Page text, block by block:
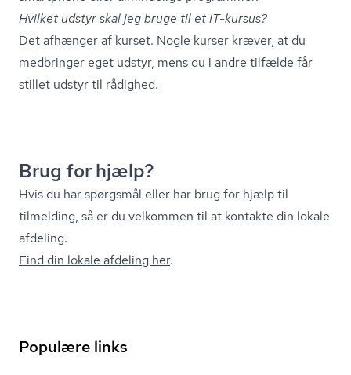
Hvilket udstyr skal jeg bruge til et IT-kursus?
Det afhænger af kurset. Nogle kurser kræver, at du
medbringer eget udstyr, mens du i andre tilfælde får
stillet udstyr til rådighed.
Brug for hjælp?
Hvis du har spørgsmål eller har brug for hjælp til
tilmelding, så er du velkommen til at kontakte din lokale
afdeling.
Find din lokale afdeling her.
Populære links